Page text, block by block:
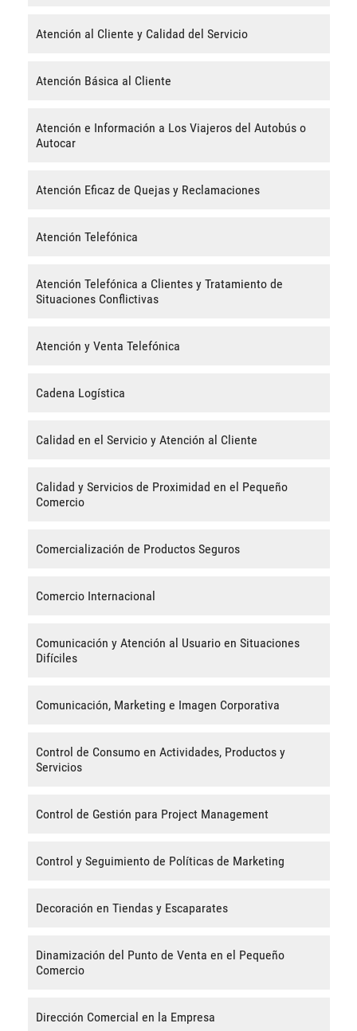
Atención al Cliente y Calidad del Servicio
Atención Básica al Cliente
Atención e Información a Los Viajeros del Autobús o
Autocar
Atención Eficaz de Quejas y Reclamaciones
Atención Telefónica
Atención Telefónica a Clientes y Tratamiento de
Situaciones Conflictivas
Atención y Venta Telefónica
Cadena Logística
Calidad en el Servicio y Atención al Cliente
Calidad y Servicios de Proximidad en el Pequeño
Comercio
Comercialización de Productos Seguros
Comercio Internacional
Comunicación y Atención al Usuario en Situaciones
Difíciles
Comunicación, Marketing e Imagen Corporativa
Control de Consumo en Actividades, Productos y
Servicios
Control de Gestión para Project Management
Control y Seguimiento de Políticas de Marketing
Decoración en Tiendas y Escaparates
Dinamización del Punto de Venta en el Pequeño
Comercio
Dirección Comercial en la Empresa